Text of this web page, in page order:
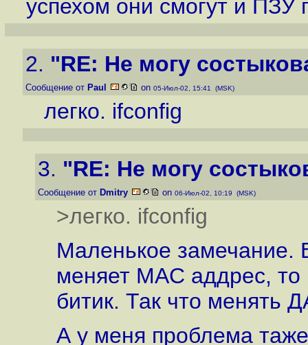
успехом они смогут и ПЗУ
2. "RE: Не могу
Сообщение от Paul on 05-Июл-02, 15:41 (MSK)
легко. ifconfig
3. "RE: Не могу
Сообщение от Dmitry on 06-Июл-02, 10:19 (MSK)
>легко. ifconfig
Маленькое замечание.
меняет MAC аддрес,
битик. Так что менять
А у меня проблема